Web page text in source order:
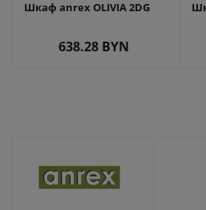
Шкаф anrex OLIVIA 2DG
638.28 BYN